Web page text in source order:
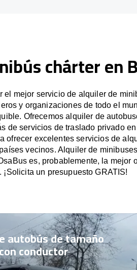
chárter en
el mejor servicio de alquiler de
y organizaciones de todo el
Ofrecemos alquiler de
de servicios de traslado privado
ofrecer excelentes servicios de
vecinos. Alquiler de
es, probablemente, la mejor
¡Solicita un presupuesto GRATIS!
autobús de tamaño
conductor